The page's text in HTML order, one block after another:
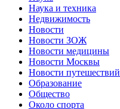
Наука и техника
Недвижимость
Новости
Новости ЗОЖ
Новости медицины
Новости Москвы
Новости путешествий
Образование
Общество
Около спорта